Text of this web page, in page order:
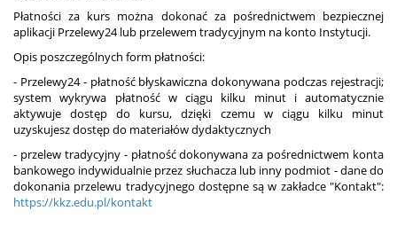
Płatności za kurs można dokonać za pośrednictwem bezpiecznej
aplikacji Przelewy24 lub przelewem tradycyjnym na konto Instytucji.
Opis poszczególnych form płatności:
- Przelewy24 - płatność błyskawiczna dokonywana podczas rejestracji;
system wykrywa płatność w ciągu kilku minut i automatycznie
aktywuje dostęp do kursu, dzięki czemu w ciągu kilku minut
uzyskujesz dostęp do materiałów dydaktycznych
- przelew tradycyjny - płatność dokonywana za pośrednictwem konta
bankowego indywidualnie przez słuchacza lub inny podmiot - dane do
dokonania przelewu tradycyjnego dostępne są w zakładce "Kontakt":
https://kkz.edu.pl/kontakt